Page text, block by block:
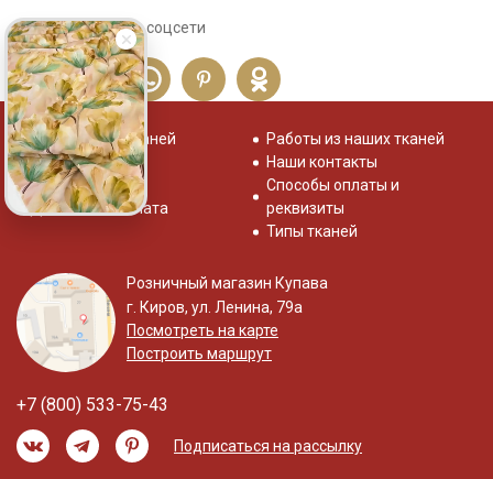
Сохраните себе в соцсети
Распродажа тканей
Отзывы о нас
Система скидок
Доставка и оплата
Работы из наших тканей
Наши контакты
Способы оплаты и
реквизиты
Типы тканей
Розничный магазин Купава
г. Киров, ул. Ленина, 79а
Посмотреть на карте
Построить маршрут
+7 (800) 533-75-43
Подписаться на рассылку